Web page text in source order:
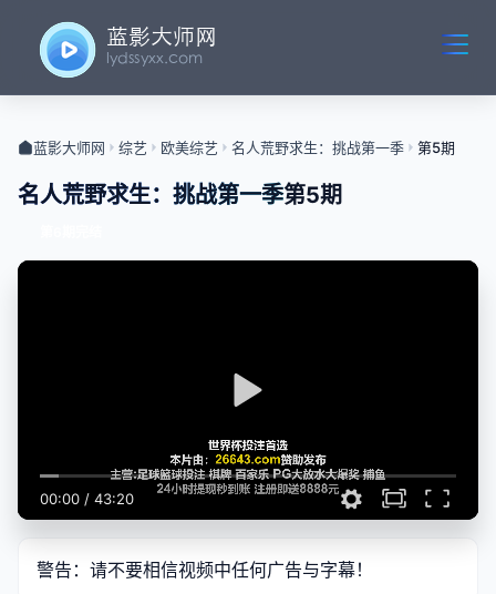
蓝影大师网 综艺 欧美综艺 名人荒野求生：挑战第一季 第5期
名人荒野求生：挑战第一季第5期
00:00 / 43:20
警告：请不要相信视频中任何广告与字幕！